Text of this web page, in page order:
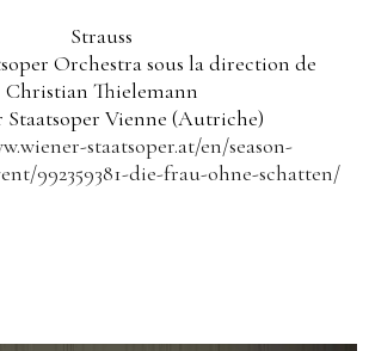
Strauss
Orchestra sous la direction de
Christian Thielemann
Staatsoper Vienne (Autriche)
staatsoper.at/en/season-
992359381-die-frau-ohne-schatten/